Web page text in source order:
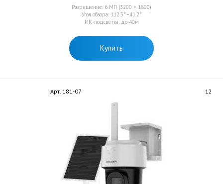
Разрешение: 6 МП (3200 × 1800)
Угол обзора: 112.3°–41.2°
ИК-подсветка: до 40м
Купить
Арт. 181-07 12